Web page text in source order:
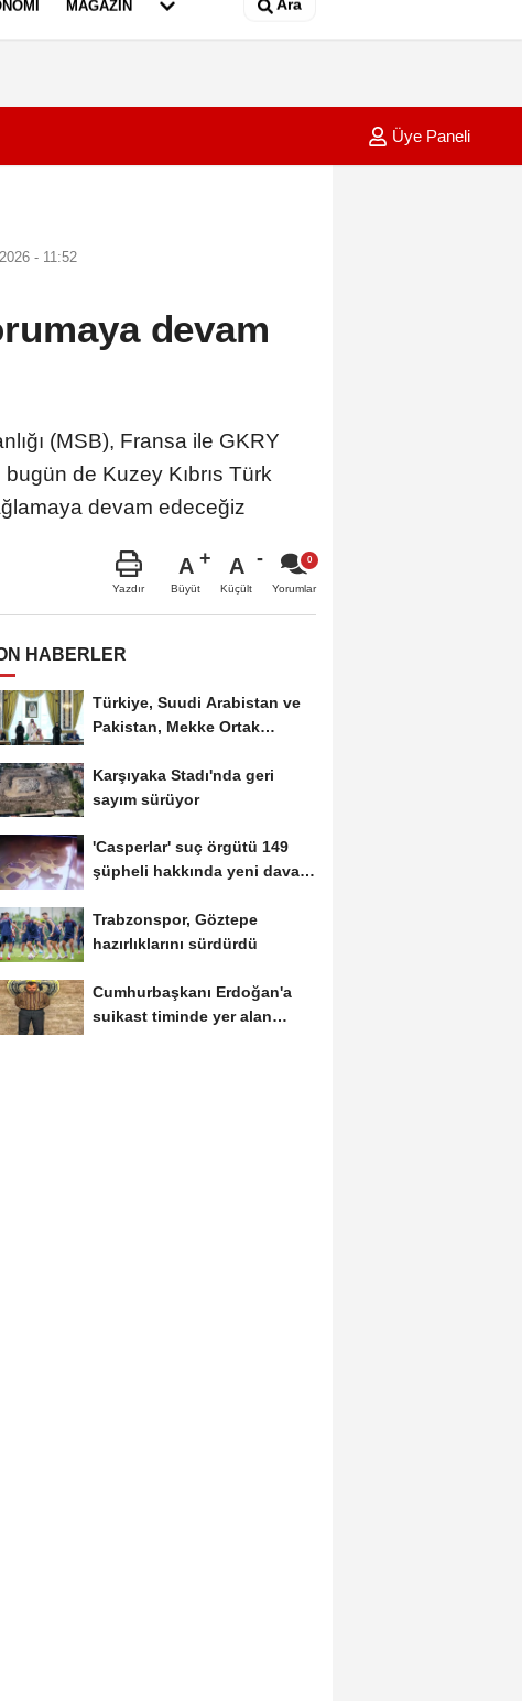
MAGAZIN Ara
örgütü 149 şüpheli hakkında yeni dava Arşiv görüntüyle 14:10
Üye Paneli
- 11:52
devam
(MSB), Fransa ile GKRY
de Kuzey Kıbrıs Türk
devam edeceğiz
Yazdır
A
Büyüt
A
Küçült Yorumlar
HABERLER
Türkiye, Suudi Arabistan ve
Pakistan, Mekke Ortak
Karşıyaka Stadı'nda geri
sayım sürüyor
'Casperlar' suç örgütü 149
şüpheli hakkında yeni dava
Trabzonspor, Göztepe
hazırlıklarını sürdürdü
Cumhurbaşkanı Erdoğan'a
suikast timinde yer alan